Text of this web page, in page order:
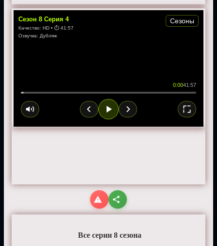
Сезон 8 Серия 4
Качество: HD • ⏱ 41:57
Озвучка: Дубляж
0:0041:57
Сезоны
Все серии 8 сезона